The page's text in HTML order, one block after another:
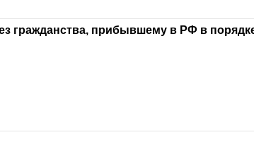
гражданства, прибывшему в РФ в